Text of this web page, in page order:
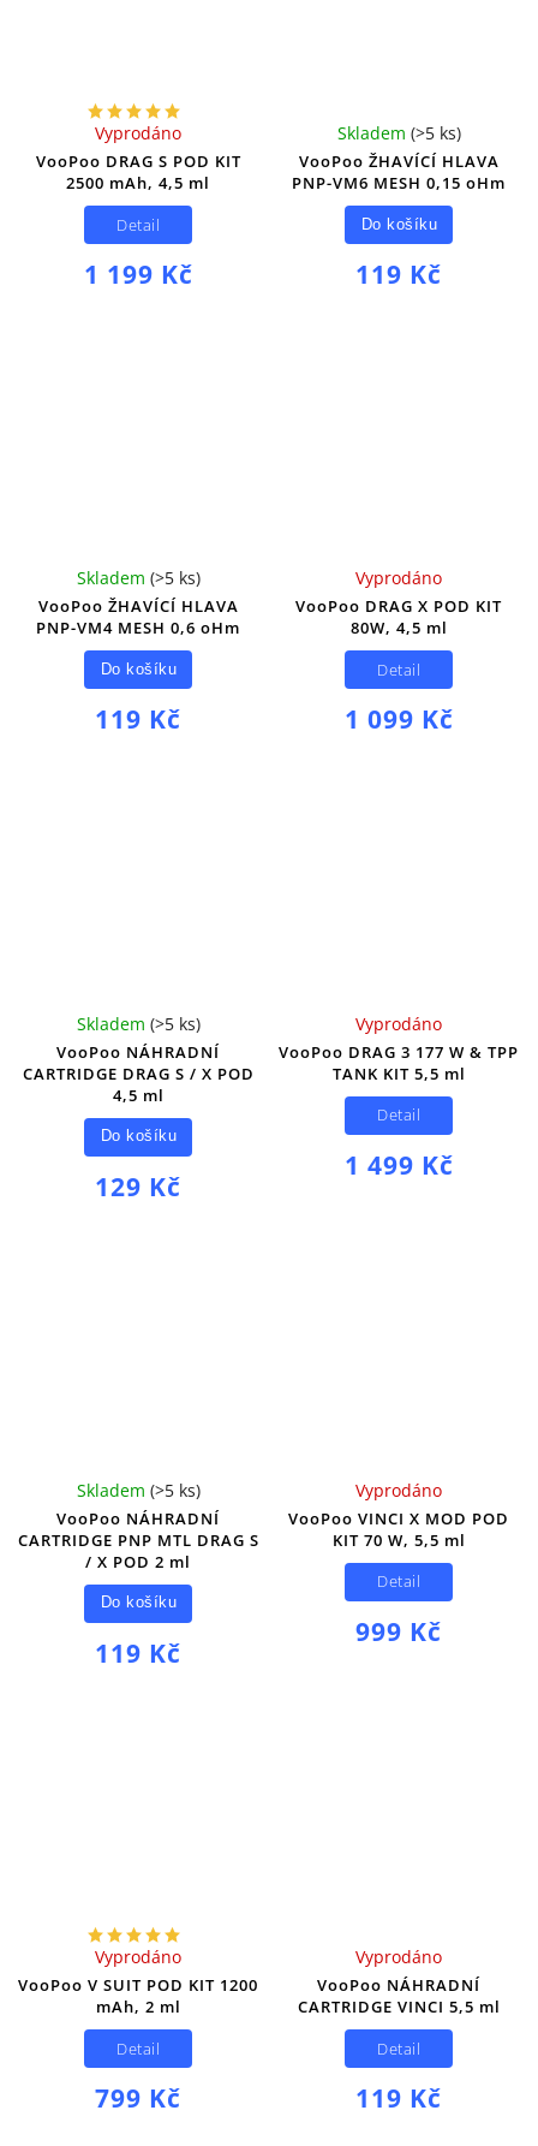
VooPoo DRAG S POD KIT
2500 mAh, 4,5 ml
Vyprodáno
1 199 Kč
Detail
VooPoo ŽHAVÍCÍ HLAVA
PNP-VM6 MESH 0,15 oHm
Skladem (>5 ks)
119 Kč
Do košíku
VooPoo ŽHAVÍCÍ HLAVA
PNP-VM4 MESH 0,6 oHm
Skladem (>5 ks)
119 Kč
Do košíku
VooPoo DRAG X POD KIT
80W, 4,5 ml
Vyprodáno
1 099 Kč
Detail
VooPoo NÁHRADNÍ
CARTRIDGE DRAG S / X POD
4,5 ml
Skladem (>5 ks)
129 Kč
Do košíku
VooPoo DRAG 3 177 W & TPP
TANK KIT 5,5 ml
Vyprodáno
1 499 Kč
Detail
VooPoo NÁHRADNÍ
CARTRIDGE PNP MTL DRAG S
/ X POD 2 ml
Skladem (>5 ks)
119 Kč
Do košíku
VooPoo VINCI X MOD POD
KIT 70 W, 5,5 ml
Vyprodáno
999 Kč
Detail
VooPoo V SUIT POD KIT 1200
mAh, 2 ml
Vyprodáno
799 Kč
Detail
VooPoo NÁHRADNÍ
CARTRIDGE VINCI 5,5 ml
Vyprodáno
119 Kč
Detail